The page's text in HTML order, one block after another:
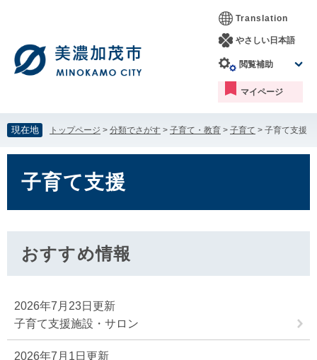
す。
し
て
本
文
Translation
やさしい日本語
閲覧補助
マイページ
現在地 トップページ > 分類でさがす > 子育て・教育 > 子育て > 子育て支援
子育て支援
おすすめ情報
2026年7月23日更新
子育て支援施設・サロン
2026年7月1日更新